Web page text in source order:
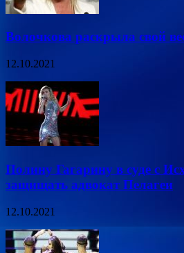
Волочкова раскрыла свой
12.10.2021
Полину Гагарину в суде с
защищать адвокат Пелагеи
12.10.2021